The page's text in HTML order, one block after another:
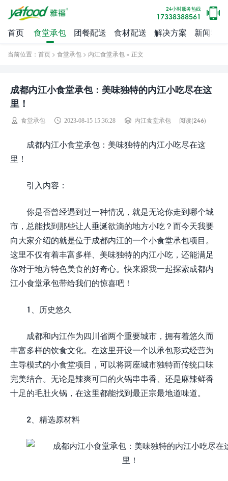
24小时服务热线
17338388561
首页 食堂承包 团餐配送 食材配送 解决方案 新闻动态
当前位置： 首页 > 食堂承包 > 内江食堂承包 » 正文
成都内江小食堂承包：美味独特的内江小吃尽在这
里！
食堂承包 2023-08-15 15:36:28 内江食堂承包 阅读(246)
成都内江小食堂承包：美味独特的内江小吃尽在这
里！
引入内容：
你是否曾经遇到过一种情况，就是无论你走到哪个城
市，总能找到那些让人垂涎欲滴的地方小吃？而今天我要
向大家介绍的就是位于成都内江的一个小食堂承包项目。
这里不仅有着丰富多样、美味独特的内江小吃，还能满足
你对于地方特色美食的好奇心。快来跟我一起探索成都内
江小食堂承包带给我们的惊喜吧！
1、历史悠久
成都和内江作为四川省两个重要城市，拥有着悠久而
丰富多样的饮食文化。在这里开设一个以承包形式经营为
主导模式的小食堂项目，可以将两座城市独特而传统口味
完美结合。无论是辣爽可口的火锅串串香、还是麻辣鲜香
十足的毛肚火锅，在这里都能找到最正宗最地道味道。
2、精选原材料